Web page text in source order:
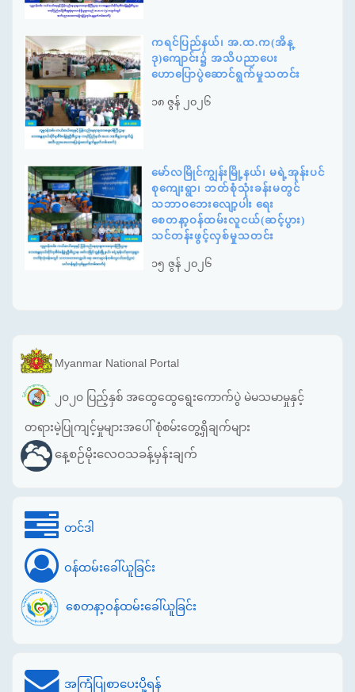
ကရင်ပြည်နယ်၊ အ.ထ.က(အိန္
ဒု)ကျောင်း၌ အသိပညာပေး
ဟောပြောပွဲဆောင်ရွက်မှုသတင်း
၁၈ ဇွန် ၂၀၂၆
မော်လမြိုင်ကျွန်းမြို့နယ်၊ မရဲ့အုန်းပင်
စုကျေးရွာ၊ ဘတ်စုံသုံးခန်းမတွင်
သဘာဝဘေးလျော့ပါး ရေး
စေတနာ့ဝန်ထမ်းလူငယ်(ဆင့်ပွား)
သင်တန်းဖွင့်လှစ်မှုသတင်း
၁၅ ဇွန် ၂၀၂၆
Myanmar National Portal
၂၀၂၀ ပြည့်နှစ် အထွေထွေရွေးကောက်ပွဲ မဲမသမာမှုနှင့်
တရားမဲ့ပြုကျင့်မှုများအပေါ် စုံစမ်းတွေ့ရှိချက်များ
နေ့စဉ်မိုးလေဝသခန့်မှန်းချက်
တင်ဒါ
ဝန်ထမ်းခေါ်ယူခြင်း
စေတနာ့ဝန်ထမ်းခေါ်ယူခြင်း
အကြံပြုစာပေးပို့ရန်